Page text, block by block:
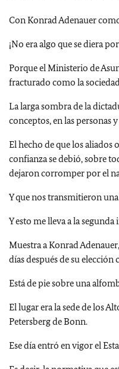
Con Konrad Adenauer
¡No era algo que se diera
Porque el Ministerio de
fracturado como la
La larga sombra de la
conceptos, en las personas
El hecho de que los aliados
confianza se debió, sobre
dejaron corromper por el
Y que nos transmitieron
Y esto me lleva a la
Muestra a Konrad
días después de su
Está de pie sobre una
El lugar era la sede de los
Petersberg de Bonn.
Ese día entró en vigor el